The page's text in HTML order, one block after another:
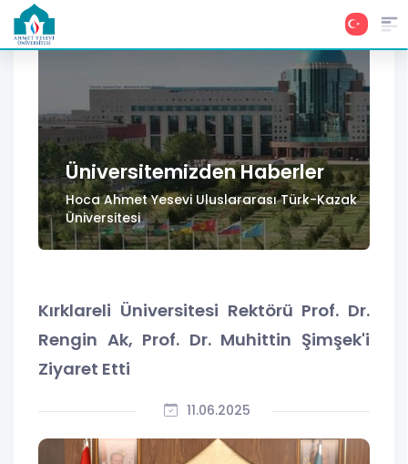
Üniversitemizden Haberler
Hoca Ahmet Yesevi Uluslararası Türk-Kazak
Üniversitesi
Kırklareli Üniversitesi Rektörü Prof. Dr.
Rengin Ak, Prof. Dr. Muhittin Şimşek'i
Ziyaret Etti
11.06.2025